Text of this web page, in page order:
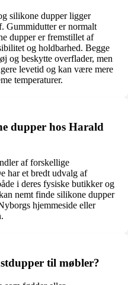
silikone dupper ligger
Gummidutter er normalt
dupper er fremstillet af
og holdbarhed. Begge
og beskytte overflader, men
levetid og kan være mere
temperaturer.
dupper hos Harald
af forskellige
har et bredt udvalg af
i deres fysiske butikker og
nemt finde silikone dupper
hjemmeside eller
til møbler?